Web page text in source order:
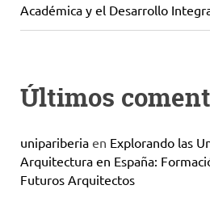
Académica y el Desarrollo
Últimos
unipariberia en Explorando las
Arquitectura en España:
Futuros Arquitectos